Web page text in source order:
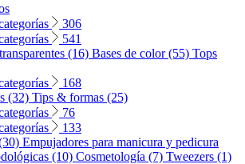
306
541
(16) Bases de color (55) Tops
168
(32) Tips & formas (25)
76
133
Empujadores para manicura y pedicura
(10) Cosmetología (7) Tweezers (1)